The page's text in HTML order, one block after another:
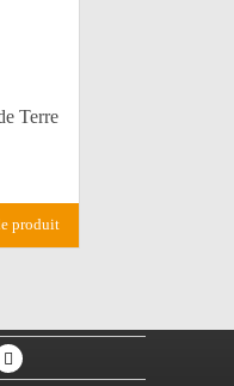
Terre
produit